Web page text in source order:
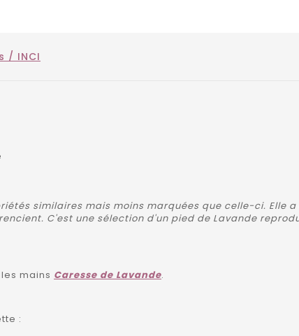
/ INCI
similaires mais moins marquées que celle-ci. Elle
C'est une sélection d'un pied de Lavande
mains Caresse de Lavande.
: